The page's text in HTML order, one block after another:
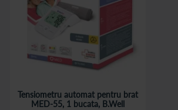
Tensiometru automat pentru brat
MED-55, 1 bucata, B.Well